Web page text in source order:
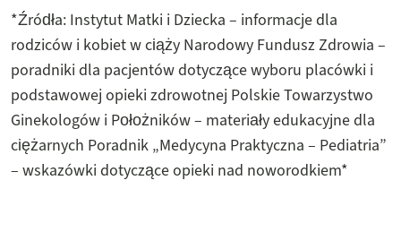
*Źródła: Instytut Matki i Dziecka – informacje dla
rodziców i kobiet w ciąży Narodowy Fundusz Zdrowia –
poradniki dla pacjentów dotyczące wyboru placówki i
podstawowej opieki zdrowotnej Polskie Towarzystwo
Ginekologów i Położników – materiały edukacyjne dla
ciężarnych Poradnik „Medycyna Praktyczna – Pediatria”
– wskazówki dotyczące opieki nad noworodkiem*